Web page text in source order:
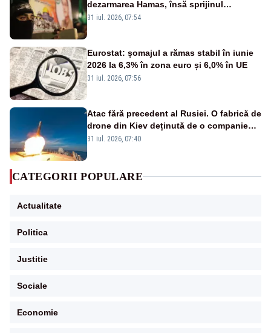
dezarmarea Hamas, însă sprijinul
Israelului rămâne incert
31 iul. 2026, 07:54
Eurostat: șomajul a rămas stabil în iunie
2026 la 6,3% în zona euro și 6,0% în UE
31 iul. 2026, 07:56
Atac fără precedent al Rusiei. O fabrică de
drone din Kiev deținută de o companie
americană, distrusă de o rachetă
31 iul. 2026, 07:40
CATEGORII POPULARE
Actualitate
Politica
Justitie
Sociale
Economie